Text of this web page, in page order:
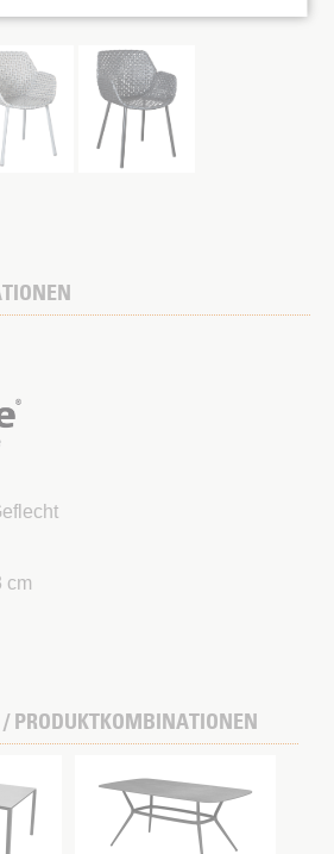
cm
PRODUKTKOMBINATIONEN